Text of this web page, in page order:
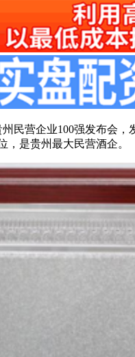
民营企业100强发布会
，是贵州最大民营酒企。